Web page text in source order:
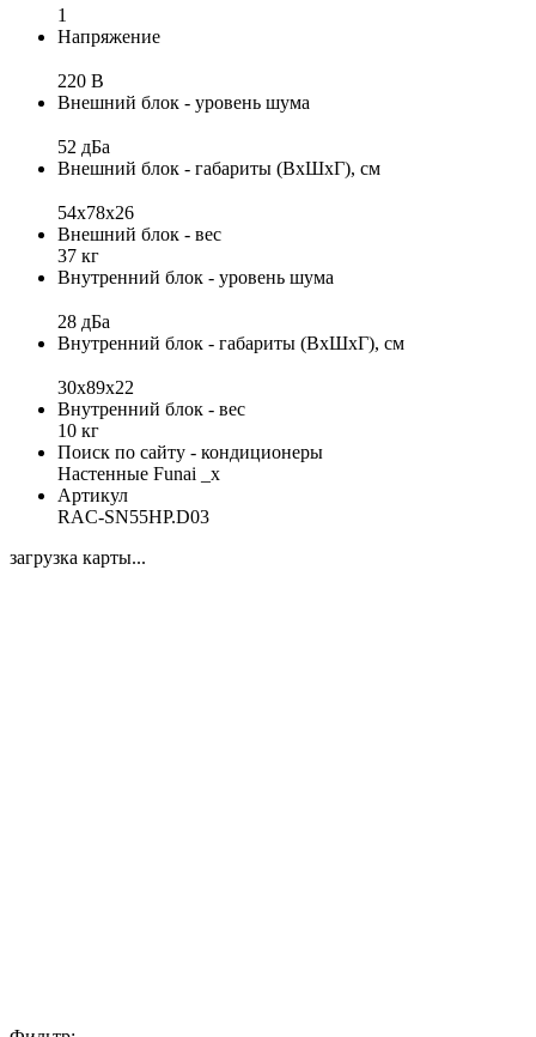
1
Напряжение
220 В
Внешний блок - уровень шума
52 дБа
Внешний блок - габариты (ВхШхГ), см
54х78х26
Внешний блок - вес
37 кг
Внутренний блок - уровень шума
28 дБа
Внутренний блок - габариты (ВхШхГ), см
30x89x22
Внутренний блок - вес
10 кг
Поиск по сайту - кондиционеры
Настенные Funai _x
Артикул
RAC-SN55HP.D03
загрузка карты...